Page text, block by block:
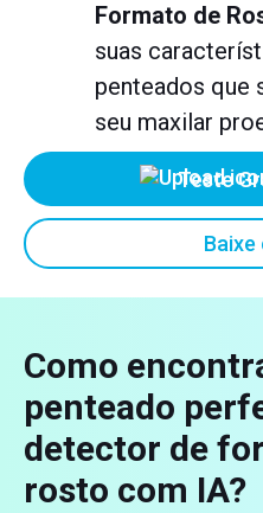
Formato de
suas
penteados que
seu maxilar
Teste
Baixe
Como
penteado
detector de
rosto com IA?